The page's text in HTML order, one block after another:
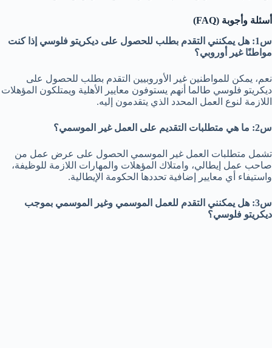
أسئلة وأجوبة (FAQ)
س1: هل يمكنني التقدم بطلب للحصول على ديكريتو فلوسي إذا كنت
مواطنًا غير أوروبي؟
نعم، يمكن للمواطنين غير الأوروبيين التقدم بطلب للحصول على
ديكريتو فلوسي طالما أنهم يستوفون معايير الأهلية ويمتلكون المؤهلات
اللازمة لنوع العمل المحدد الذي يتقدمون إليه.
س2: ما هي متطلبات التقديم على العمل غير الموسمي؟
تشمل متطلبات العمل غير الموسمي الحصول على عرض عمل من
صاحب عمل إيطالي، وامتلاك المؤهلات والمهارات اللازمة للوظيفة،
واستيفاء أي معايير إضافية تحددها الحكومة الإيطالية.
س3: هل يمكنني التقدم للعمل الموسمي وغير الموسمي بموجب
ديكريتو فلوسي؟